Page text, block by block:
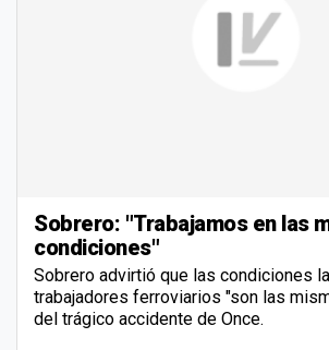
Sobrero: "Trabajamos en las
condiciones"
Sobrero advirtió que las condiciones
trabajadores ferroviarios "son las
del trágico accidente de Once.